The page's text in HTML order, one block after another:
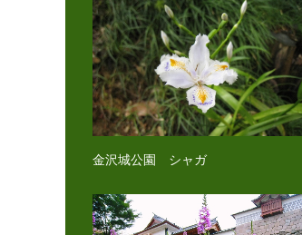
金沢城公園 シャガ